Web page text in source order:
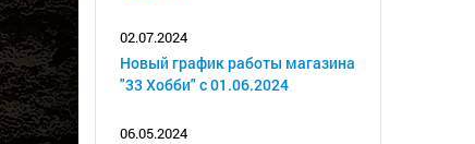
02.07.2024
Новый график работы магазина
"33 Хобби" с 01.06.2024
06.05.2024